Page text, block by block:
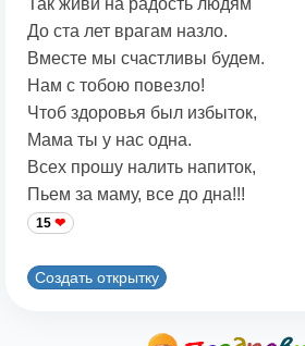
Так живи на радость людям
До ста лет врагам назло.
Вместе мы счастливы будем.
Нам с тобою повезло!
Чтоб здоровья был избыток,
Мама ты у нас одна.
Всех прошу налить напиток,
Пьем за маму, все до дна!!!
15
Создать открытку